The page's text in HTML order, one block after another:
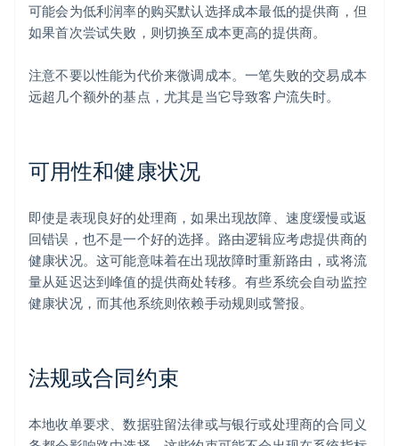
可能会为低利润率的购买默认选择成本最低的提供商，但
如果首次尝试失败，则切换至成本更高的提供商。
注意不要以性能为代价来微调成本。一笔失败的交易成本
远超几个额外的基点，尤其是当它导致客户流失时。
可用性和健康状况
即使是表现良好的处理商，如果出现故障、速度缓慢或返
回错误，也不是一个好的选择。路由逻辑应考虑提供商的
健康状况。这可能意味着在出现故障时重新路由，或将流
量从延迟达到峰值的提供商处转移。有些系统会自动监控
健康状况，而其他系统则依赖手动规则或警报。
法规或合同约束
本地收单要求、数据驻留法律或与银行或处理商的合同义
阿联酋